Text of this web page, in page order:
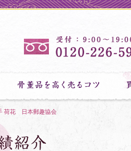
荷花 日本郵趣協会